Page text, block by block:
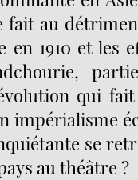
fait au
en 1910 et les
qui
impérialisme
se
au théâtre ?